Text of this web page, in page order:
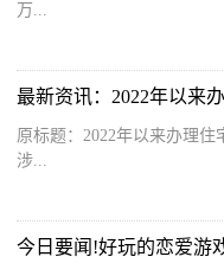
万...
原标题：2022年以来办理
涉...
今日要闻!好玩的恋爱游